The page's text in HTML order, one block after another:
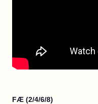
FÆ (2/4/6/8)